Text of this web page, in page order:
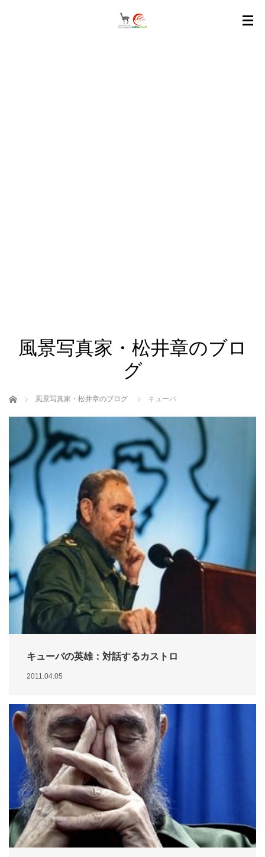
風景写真家・松井章のブロ
グ
ホーム 風景写真家・松井章のブログ キューバ
キューバの英雄：対話するカストロ
2011.04.05